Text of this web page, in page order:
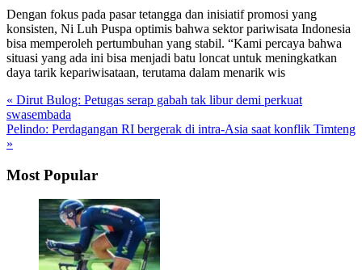
Dengan fokus pada pasar tetangga dan inisiatif promosi yang
konsisten, Ni Luh Puspa optimis bahwa sektor pariwisata Indonesia
bisa memperoleh pertumbuhan yang stabil. “Kami percaya bahwa
situasi yang ada ini bisa menjadi batu loncat untuk meningkatkan
daya tarik kepariwisataan, terutama dalam menarik wis
« Dirut Bulog: Petugas serap gabah tak libur demi perkuat
swasembada
Pelindo: Perdagangan RI bergerak di intra-Asia saat konflik Timteng
»
Most Popular